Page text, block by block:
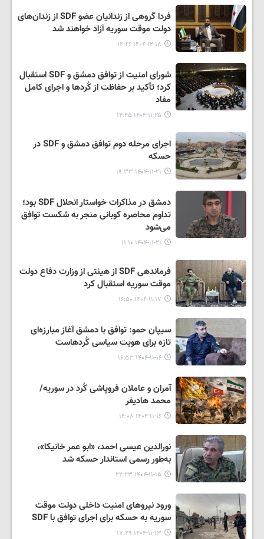
فردا گروهی از زندانیان عضو SDF از زندان‌های
دولت موقت سوریه آزاد خواهند شد
۱۴۰۴-۱۲-۱۸ ۱۴:۴۶
شورای امنیت از توافق دمشق و SDF استقبال
کرد؛ تأکید بر حفاظت از کُردها و اجرای کامل
مفاد
۱۴۰۴-۱۱-۲۵ ۱۴:۴۵
اجرای مرحله‌ دوم توافق دمشق و SDF در
حسکه
۱۴۰۴-۱۱-۲۱ ۱۹:۳۳
دمشق در مذاکرات خواستار انحلال SDF بود؛
تداوم محاصره کوبانی منجر به شکست توافق
می‌شود
۱۴۰۴-۱۱-۲۱ ۱۱:۱۰
فرماندهی SDF از هیئتی از وزارت دفاع دولت
موقت سوریه استقبال کرد
۱۴۰۴-۱۱-۱۷ ۱۶:۵۰
سیپان حمو: توافق با دمشق آغاز مبارزه‌ای
تازه برای هویت سیاسی کُردهاست
۱۴۰۴-۱۱-۱۶ ۱۶:۵۳
آمران و عاملان فروپاشی کُرد در سوریه/
محمد هادیفر
۱۴۰۴-۱۱-۱۶ ۱۴:۰۸
نورالدین عیسی احمد، «ابو عمر خانیکا»،
به‌طور رسمی استاندار حسکه شد
۱۴۰۴-۱۱-۱۵ ۲۲:۲۳
ورود نیروهای امنیت داخلی دولت موقت
سوریه به حسکه برای اجرای توافق با SDF
۱۴۰۴-۱۱-۱۳ ۱۷:۲۹